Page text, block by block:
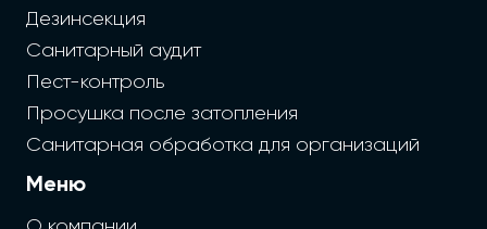
Дезинсекция
Санитарный аудит
Пест-контроль
Просушка после затопления
Санитарная обработка для организаций
Меню